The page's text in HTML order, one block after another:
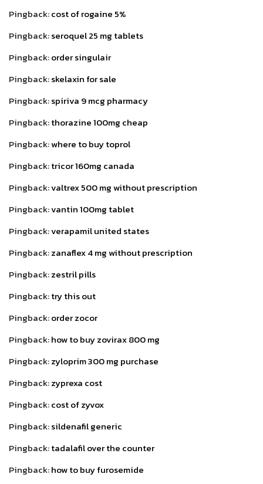
Pingback:cost of rogaine 5%
Pingback:seroquel 25 mg tablets
Pingback:order singulair
Pingback:skelaxin for sale
Pingback:spiriva 9 mcg pharmacy
Pingback:thorazine 100mg cheap
Pingback:where to buy toprol
Pingback:tricor 160mg canada
Pingback:valtrex 500 mg without prescription
Pingback:vantin 100mg tablet
Pingback:verapamil united states
Pingback:zanaflex 4 mg without prescription
Pingback:zestril pills
Pingback:try this out
Pingback:order zocor
Pingback:how to buy zovirax 800 mg
Pingback:zyloprim 300 mg purchase
Pingback:zyprexa cost
Pingback:cost of zyvox
Pingback:sildenafil generic
Pingback:tadalafil over the counter
Pingback:how to buy furosemide